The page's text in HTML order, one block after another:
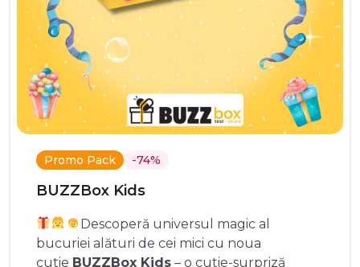
Promo Pack -74%
BUZZBox Kids
Descoperă universul magic al
bucuriei alături de cei mici cu noua
cutie BUZZBox Kids – o cutie-surpriză